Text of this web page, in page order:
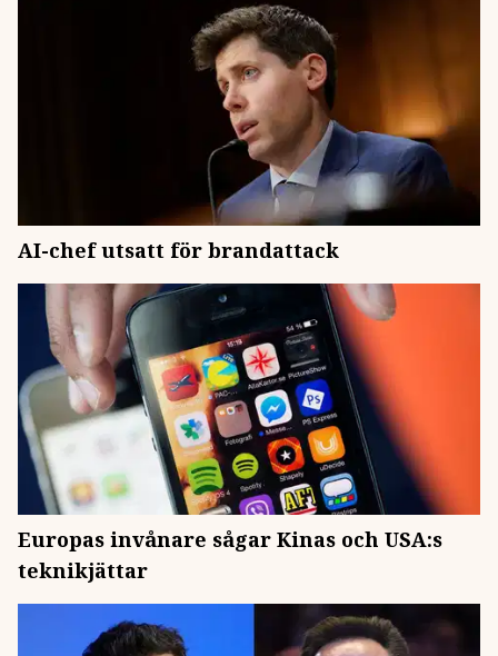
AI-chef utsatt för brandattack
Europas invånare sågar Kinas och USA:s
teknikjättar